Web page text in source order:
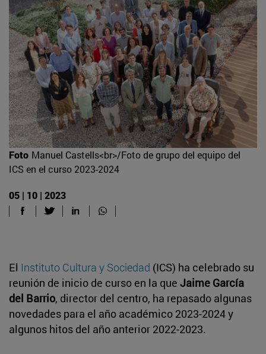
Foto Manuel Castells<br>/Foto de grupo del equipo del
ICS en el curso 2023-2024
05 | 10 | 2023
El Instituto Cultura y Sociedad (ICS) ha celebrado su
reunión de inicio de curso en la que Jaime García
del Barrio, director del centro, ha repasado algunas
novedades para el año académico 2023-2024 y
algunos hitos del año anterior 2022-2023.